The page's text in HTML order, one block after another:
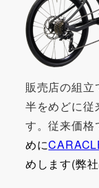
販売店の組
半をめどに従
す。従来価格
めに
めします(弊